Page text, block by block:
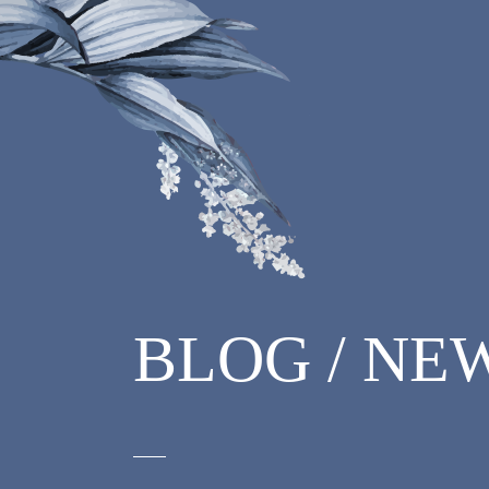
BLOG /